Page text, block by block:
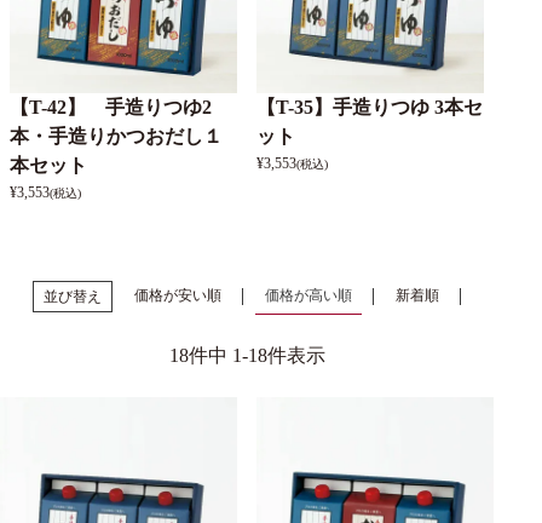
【T-42】 手造りつゆ2
本・手造りかつおだし１
本セット
¥3,553(税込)
【T-35】手造りつゆ 3本セ
ット
¥3,553(税込)
並び替え 価格が安い順 価格が高い順 新着順
18件中 1-18件表示